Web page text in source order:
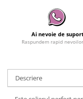
Ai nevoie de
Raspundem rapid
Descriere